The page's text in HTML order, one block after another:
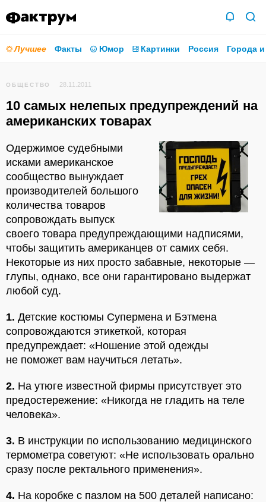
Лучшее Факты Юмор Картинки Россия Города
ОБЩЕСТВО 28.11.2011
10 самых нелепых предупреждений на
американских товарах
Одержимое судебными
исками американское
сообщество вынуждает
производителей большого
количества товаров
сопровождать выпуск
своего товара предупреждающими надписями,
чтобы защитить американцев от самих себя.
Некоторые из них просто забавные, некоторые —
глупы, однако, все они гарантировано выдержат
любой суд.
1. Детские костюмы Супермена и Бэтмена
сопровождаются этикеткой, которая
предупреждает: «Ношение этой одежды
не поможет вам научиться летать».
2. На утюге известной фирмы присутствует это
предостережение: «Никогда не гладить на теле
человека».
3. В инструкции по использованию медицинского
термометра советуют: «Не использовать орально
сразу после ректального применения».
4. На коробке с пазлом на 500 деталей написано: